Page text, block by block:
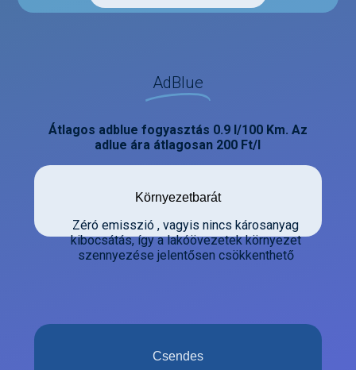
AdBlue
Átlagos adblue fogyasztás 0.9 l/100 Km. Az
adlue ára átlagosan 200 Ft/l
Környezetbarát
Csendes
Zéró emisszió , vagyis nincs károsanyag
kibocsátás, így a lakóövezetek környezet
szennyezése jelentősen csökkenthető